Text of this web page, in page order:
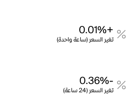
+0.01%
تغير السعر (ساعة واحدة)
-0.36%
تغير السعر (24 ساعة)